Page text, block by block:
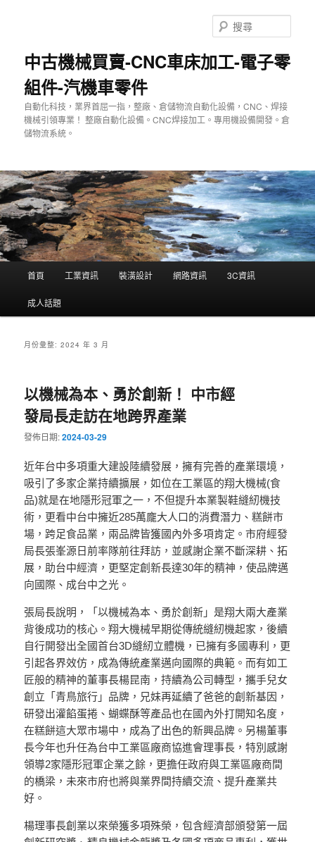
中古機械買賣-CNC車床加工-電子零
組件-汽機車零件
自動化科技，業界首屈一指，整廠、倉儲物流自動化設備，CNC、焊接
機械引領專業！ 整廠自動化設備。CNC焊接加工。專用機設備開發。倉
儲物流系統。
尋
單
首頁 工業資訊 裝潢設計 網路資訊 3C資訊
成人話題
月份彙整:2024 年 3 月
以機械為本、勇於創新！ 中市經
發局長走訪在地跨界產業
發佈日期:2024-03-29
近年台中多項重大建設陸續發展，擁有完善的產業環境，
吸引了多家企業持續擴展，如位在工業區的翔大機械(食
品)就是在地隱形冠軍之一，不但提升本業製鞋縫紉機技
術，更看中台中擁近285萬龐大人口的消費潛力、糕餅市
場，跨足食品業，兩品牌皆獲國內外多項肯定。市府經發
局長張峯源日前率隊前往拜訪，並感謝企業不斷深耕、拓
展，助台中經濟，更堅定創新長達30年的精神，使品牌邁
向國際、成台中之光。
張局長說明，「以機械為本、勇於創新」是翔大兩大產業
背後成功的核心。翔大機械早期從傳統縫紉機起家，後續
自行開發出全國首台3D縫紉立體機，已擁有多國專利，更
引起各界效仿，成為傳統產業邁向國際的典範。而有如工
匠般的精神的董事長楊昆南，持續為公司轉型，攜手兒女
創立「青鳥旅行」品牌，兄妹再延續了爸爸的創新基因，
研發出灌餡蛋捲、蝴蝶酥等產品也在國內外打開知名度，
在糕餅這大眾市場中，成為了出色的新興品牌。另楊董事
長今年也升任為台中工業區廠商協進會理事長，特別感謝
領導2家隱形冠軍企業之餘，更擔任政府與工業區廠商間
的橋梁，未來市府也將與業界間持續交流、提升產業共
好。
楊理事長創業以來榮獲多項殊榮，包含經濟部頒發第一屆